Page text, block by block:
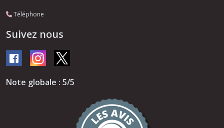
Téléphone
Suivez nous
Note globale : 5/5